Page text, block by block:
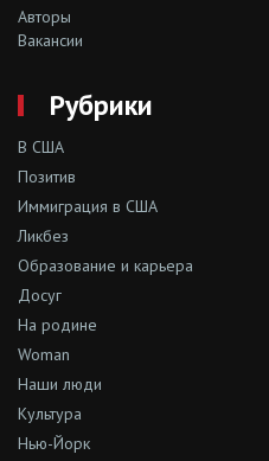
Авторы
Вакансии
Рубрики
В США
Позитив
Иммиграция в США
Ликбез
Образование и карьера
Досуг
На родине
Woman
Наши люди
Культура
Нью-Йорк